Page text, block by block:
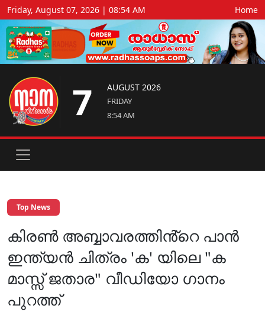
Friday, August 07, 2026 | 08:54 AM Home
7 AUGUST 2026
FRIDAY
8:54 AM
Top News
കിരൺ അബ്ബാവരത്തിൻ്റെ പാൻ
ഇന്ത്യൻ ചിത്രം 'ക' യിലെ "ക
മാസ്സ് ജതാര" വീഡിയോ ഗാനം
പുറത്ത്